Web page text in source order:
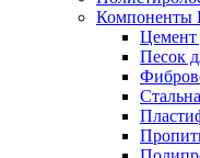
Цемент
Песок